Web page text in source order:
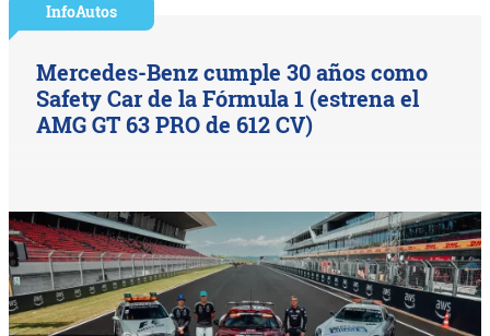
InfoAutos
Mercedes-Benz cumple 30 años como
Safety Car de la Fórmula 1 (estrena el
AMG GT 63 PRO de 612 CV)